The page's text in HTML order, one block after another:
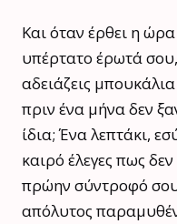
Και όταν έρθει η
υπέρτατο έρωτά
αδειάζεις
πριν ένα μήνα δεν
ίδια; Ένα λεπτάκι,
καιρό έλεγες πως
πρώην σύντροφό σου
απόλυτος